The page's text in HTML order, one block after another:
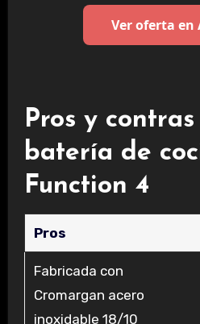
Ver oferta en
Pros y
batería de
Function 4
Pros
Fabricada con
Cromargan acero
inoxidable 18/10